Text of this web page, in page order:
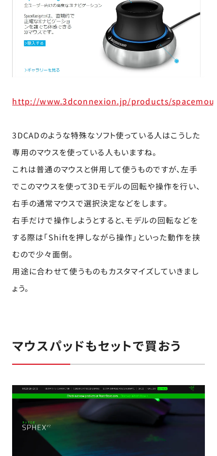
http://www.3dconnexion.jp/products/
3DCADのような特殊なソフト使っている人はこうした
専用のマウスを使っている人もいますね。
これは普通のマウスと併用して使うものですが、左手
でこのマウスを使って3Dモデルの回転や操作を行い、
右手の通常マウスで選択決定などをします。
右手だけで操作しようとすると、モデルの回転などを
する際は「Shiftを押しながら操作」といった動作を挟
むので少々面倒。
用途に合わせて使うものもカスタマイズしていきまし
ょう。
マウスパッドもセットで買おう